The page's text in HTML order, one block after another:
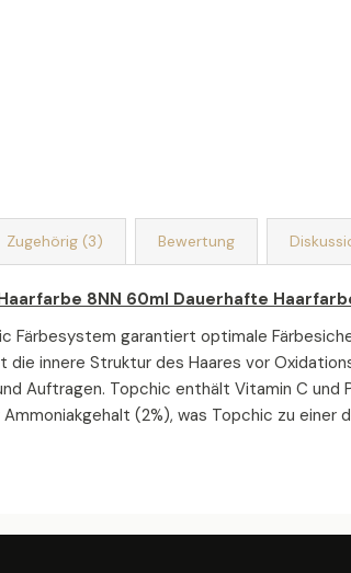
Zugehörig (3) Bewertung
8NN 60ml Dauerhafte
Färbesystem garantiert optimale
innere Struktur des Haares vor
Auftragen. Topchic enthält Vitamin C und
Ammoniakgehalt (2%), was Topchic zu